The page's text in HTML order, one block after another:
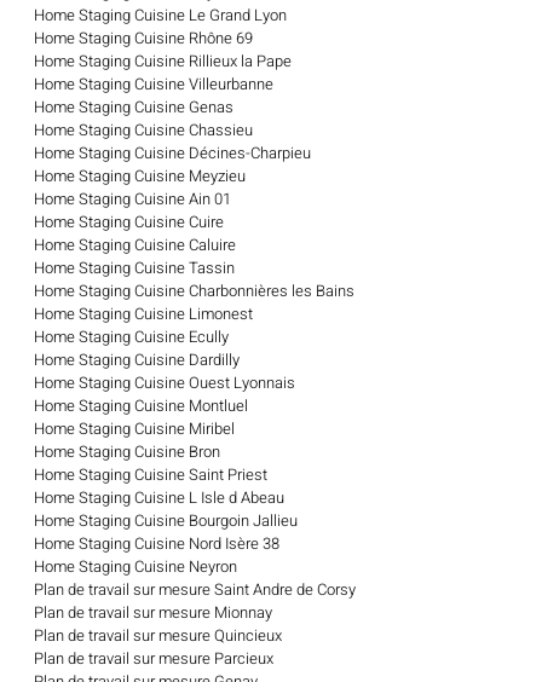
Home Staging Cuisine Le Grand Lyon
Home Staging Cuisine Rhône 69
Home Staging Cuisine Rillieux la Pape
Home Staging Cuisine Villeurbanne
Home Staging Cuisine Genas
Home Staging Cuisine Chassieu
Home Staging Cuisine Décines-Charpieu
Home Staging Cuisine Meyzieu
Home Staging Cuisine Ain 01
Home Staging Cuisine Cuire
Home Staging Cuisine Caluire
Home Staging Cuisine Tassin
Home Staging Cuisine Charbonnières les Bains
Home Staging Cuisine Limonest
Home Staging Cuisine Ecully
Home Staging Cuisine Dardilly
Home Staging Cuisine Ouest Lyonnais
Home Staging Cuisine Montluel
Home Staging Cuisine Miribel
Home Staging Cuisine Bron
Home Staging Cuisine Saint Priest
Home Staging Cuisine L Isle d Abeau
Home Staging Cuisine Bourgoin Jallieu
Home Staging Cuisine Nord Isère 38
Home Staging Cuisine Neyron
Plan de travail sur mesure Saint Andre de Corsy
Plan de travail sur mesure Mionnay
Plan de travail sur mesure Quincieux
Plan de travail sur mesure Parcieux